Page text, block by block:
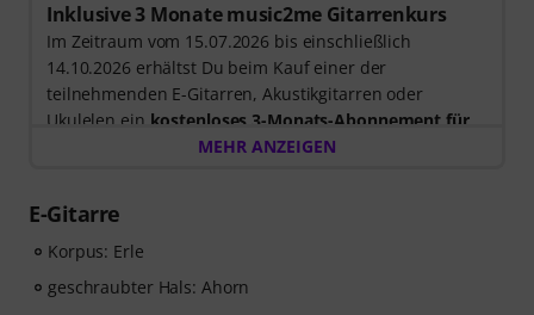
Inklusive 3 Monate music2me Gitarrenkurs
Im Zeitraum vom 15.07.2026 bis einschließlich
14.10.2026 erhältst Du beim Kauf einer der
teilnehmenden E-Gitarren, Akustikgitarren oder
Ukulelen ein kostenloses 3-Monats-Abonnement für
einen Onlinekurs von music2me im Wert von EUR
zugesendet. Das music2me Abo endet nach Ablauf
automatisch.
Music2Me, dein Online-Lernportal für Musik mit einem
pädagogischen Konzept von studierten Musiklehrern.
MEHR ANZEIGEN
E-Gitarre
Korpus: Erle
geschraubter Hals: Ahorn